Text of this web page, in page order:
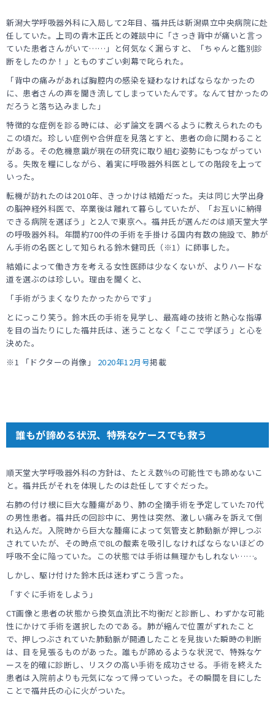
新潟大学呼吸器外科に入局して2年目、福井氏は新潟県立中央病院に赴
任していた。上司の青木正氏との雑談中に「さっき背中が痛いと言っ
ていた患者さんがいて……」と何気なく漏らすと、「ちゃんと鑑別診
断をしたのか！」とものすごい剣幕で叱られた。
「背中の痛みがあれば胸腔内の感染を疑わなければならなかったの
に、患者さんの声を聞き流してしまっていたんです。なんて甘かったの
だろうと落ち込みました」
特徴的な症例を診る時には、必ず論文を調べるように教えられたのも
この頃だ。珍しい症例や合併症を見落とすと、患者の命に関わること
がある。その危機意識が現在の研究に取り組む姿勢にもつながってい
る。失敗を糧にしながら、着実に呼吸器外科医としての階段を上って
いった。
転機が訪れたのは2010年、きっかけは結婚だった。夫は同じ大学出身
の脳神経外科医で、卒業後は離れて暮らしていたが、「お互いに納得
できる病院を選ぼう」と2人で東京へ。福井氏が選んだのは順天堂大学
の呼吸器外科。年間約700件の手術を手掛ける国内有数の施設で、肺が
ん手術の名医として知られる鈴木健司氏（※1）に師事した。
結婚によって働き方を考える女性医師は少なくないが、よりハードな
道を選ぶのは珍しい。理由を聞くと、
「手術がうまくなりたかったからです」
とにっこり笑う。鈴木氏の手術を見学し、最高峰の技術と熱心な指導
を目の当たりにした福井氏は、迷うことなく「ここで学ぼう」と心を
決めた。
※1 「ドクターの肖像」
2020年12月号掲載
誰もが諦める状況、特殊なケースでも救う
順天堂大学呼吸器外科の方針は、たとえ数％の可能性でも諦めないこ
と。福井氏がそれを体現したのは赴任してすぐだった。
右肺の付け根に巨大な腫瘍があり、肺の全摘手術を予定していた70代
の男性患者。福井氏の回診中に、男性は突然、激しい痛みを訴えて倒
れ込んだ。入院時から巨大な腫瘍によって気管支と肺動脈が押しつぶ
されていたが、その時点で8Lの酸素を吸引しなければならないほどの
呼吸不全に陥っていた。この状態では手術は無理かもしれない……。
しかし、駆け付けた鈴木氏は迷わずこう言った。
「すぐに手術をしよう」
CT画像と患者の状態から換気血流比不均衡だと診断し、わずかな可能
性にかけて手術を選択したのである。肺が縮んで位置がずれたこと
で、押しつぶされていた肺動脈が開通したことを見抜いた瞬時の判断
は、目を見張るものがあった。誰もが諦めるような状況で、特殊なケ
ースを的確に診断し、リスクの高い手術を成功させる。手術を終えた
患者は入院前よりも元気になって帰っていった。その瞬間を目にした
ことで福井氏の心に火がついた。